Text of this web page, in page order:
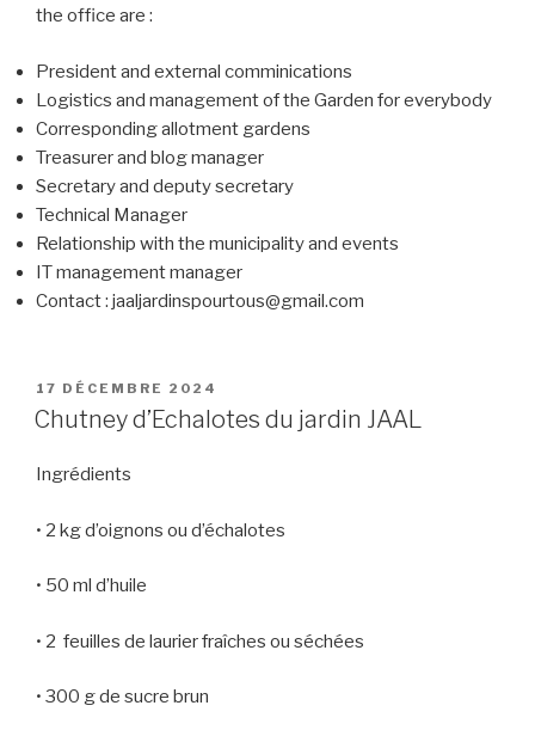
the office are :
President and external comminications
Logistics and management of the Garden for everybody
Corresponding allotment gardens
Treasurer and blog manager
Secretary and deputy secretary
Technical Manager
Relationship with the municipality and events
IT management manager
Contact : jaaljardinspourtous@gmail.com
PUBLIÉ
LE
17 DÉCEMBRE 2024
Chutney d’Echalotes du jardin JAAL
Ingrédients
• 2 kg d’oignons ou d’échalotes
• 50 ml d’huile
• 2 feuilles de laurier fraîches ou séchées
• 300 g de sucre brun